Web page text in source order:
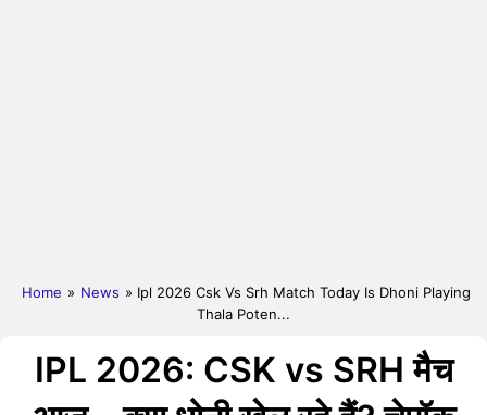
Home » News » Ipl 2026 Csk Vs Srh Match Today Is Dhoni Playing
Thala Poten...
IPL 2026: CSK vs SRH मैच